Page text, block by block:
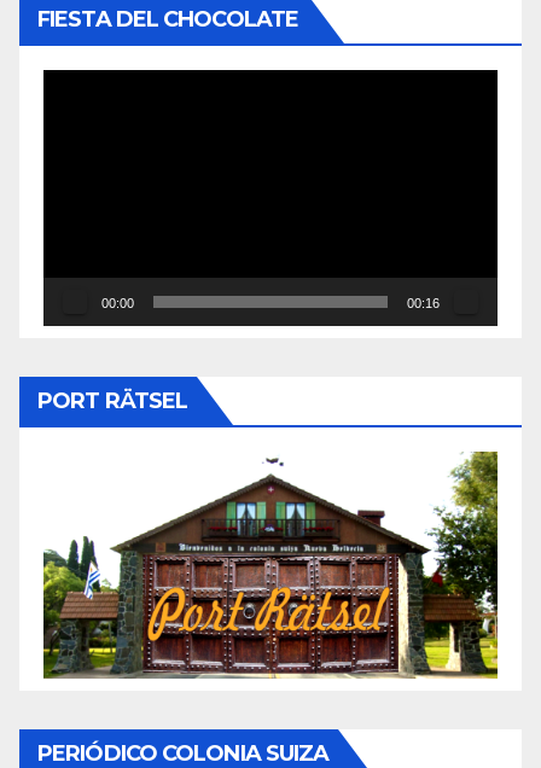
FIESTA DEL CHOCOLATE
00:00 00:16
PORT RÄTSEL
PERIÓDICO COLONIA SUIZA